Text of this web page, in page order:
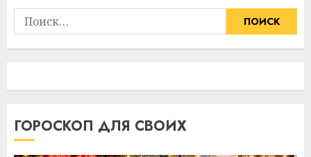
Найти:
ГОРОСКОП ДЛЯ СВОИХ